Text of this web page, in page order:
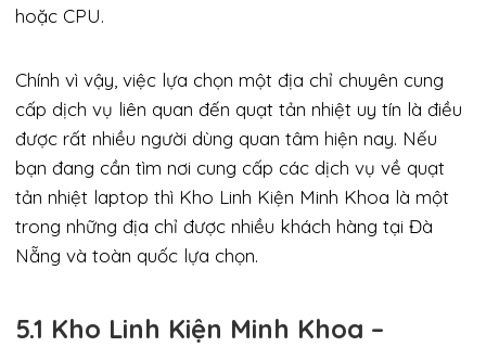
hoặc CPU.
Chính vì vậy, việc lựa chọn một địa chỉ chuyên cung
cấp dịch vụ liên quan đến quạt tản nhiệt uy tín là điều
được rất nhiều người dùng quan tâm hiện nay. Nếu
bạn đang cần tìm nơi cung cấp các dịch vụ về quạt
tản nhiệt laptop thì Kho Linh Kiện Minh Khoa là một
trong những địa chỉ được nhiều khách hàng tại Đà
Nẵng và toàn quốc lựa chọn.
5.1 Kho Linh Kiện Minh Khoa –